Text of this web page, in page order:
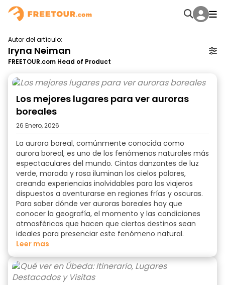
Autor del artículo:
Iryna Neiman
FREETOUR.com Head of Product
Los mejores lugares para ver auroras
boreales
26 Enero, 2026
La aurora boreal, comúnmente conocida como
aurora boreal, es uno de los fenómenos naturales más
espectaculares del mundo. Cintas danzantes de luz
verde, morada y rosa iluminan los cielos polares,
creando experiencias inolvidables para los viajeros
dispuestos a aventurarse en regiones frías y oscuras.
Para saber dónde ver auroras boreales hay que
conocer la geografía, el momento y las condiciones
atmosféricas que hacen que ciertos destinos sean
ideales para presenciar este fenómeno natural.
Leer mas